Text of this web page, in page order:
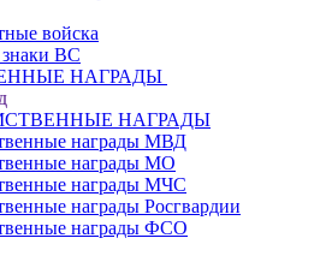
войска
ВС
НАГРАДЫ
НАГРАДЫ
награды МВД
награды МО
награды МЧС
награды Росгвардии
награды ФСО